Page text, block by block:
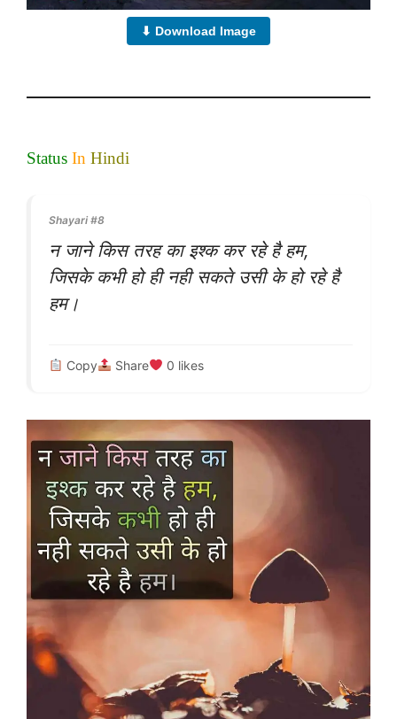
⬇ Download Image
Status In Hindi
Shayari #8
न जाने किस तरह का इश्क कर रहे है हम,
जिसके कभी हो ही नही सकते उसी के हो रहे है
हम।
Copy Share 0 likes